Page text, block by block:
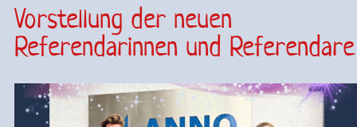
Vorstellung der neuen
Referendarinnen und Referendare